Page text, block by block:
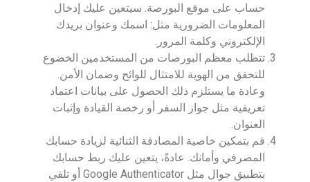
حساب على موقع البورصة. سيتعين عليك إدخال
المعلومات الضرورية مثل: اسمك وعنوان بريدك
الإلكتروني وكلمة المرور.
تتطلب معظم البورصات من المستخدمين الخضوع
للتحقق من الهوية للامتثال للوائح وضمان الأمن.
وعادة ما يستلزم ذلك الحصول على بيانات اعتماد
تعريفية مثل جواز السفر أو رخصة القيادة وإثبات
العنوان.
قم بتمكين خاصية المصادقة الثنائية لزيادة حسابك
المصرفي وأمانك. عادةً، يتعين عليك ربط حسابك
بتطبيق جوال مثل Google Authenticator أو تلقي